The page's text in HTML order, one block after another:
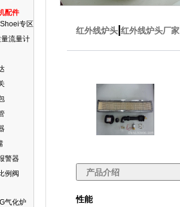
配件
专区
流量计
警器
例阀
气化炉
红外线炉头 红外线炉头厂家
产品介绍
性能